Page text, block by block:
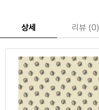
상세 리뷰 (0)